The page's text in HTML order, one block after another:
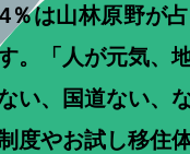
は山林原野が
。「人が元気、
い、国道ない、
度やお試し移住